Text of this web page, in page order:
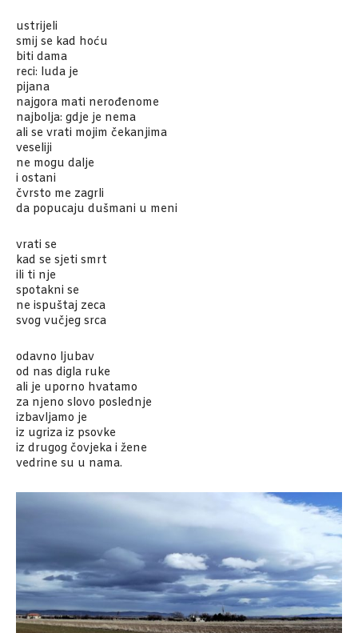
ustrijeli
smij se kad hoću
biti dama
reci: luda je
pijana
najgora mati nerođenome
najbolja: gdje je nema
ali se vrati mojim čekanjima
veseliji
ne mogu dalje
i ostani
čvrsto me zagrli
da popucaju dušmani u meni
vrati se
kad se sjeti smrt
ili ti nje
spotakni se
ne ispuštaj zeca
svog vučjeg srca
odavno ljubav
od nas digla ruke
ali je uporno hvatamo
za njeno slovo poslednje
izbavljamo je
iz ugriza iz psovke
iz drugog čovjeka i žene
vedrine su u nama.